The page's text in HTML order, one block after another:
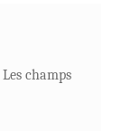
Les champs